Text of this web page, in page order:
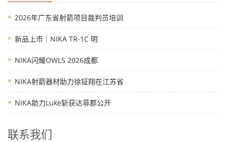
2026年广东省射箭项目裁判员培训
新品上市｜NIKA TR-1C 明
NIKA闪耀OWLS 2026成都
NIKA射箭器材助力徐钲翔在江苏省
NIKA助力Luke斩获达菲郡公开
联系我们